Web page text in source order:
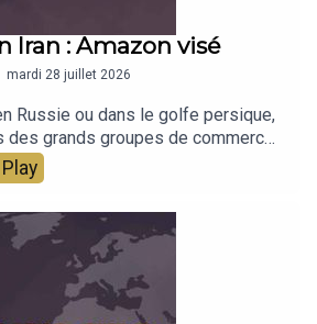
Iran : Amazon visé
mardi 28 juillet 2026
Russie ou dans le golfe persique,
des grands groupes de commerce
visés. Pourquoi une telle
ce que cela dit de la guerre en
Play